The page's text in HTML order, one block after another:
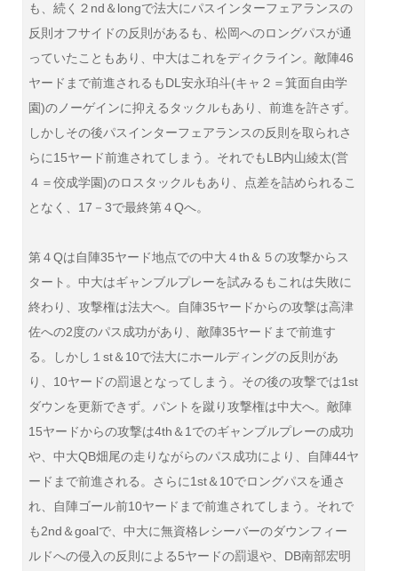
も、続く２nd＆longで法大にパスインターフェアランスの
反則オフサイドの反則があるも、松岡へのロングパスが通
っていたこともあり、中大はこれをディクライン。敵陣46
ヤードまで前進されるもDL安永珀斗(キャ２＝箕面自由学
園)のノーゲインに抑えるタックルもあり、前進を許さず。
しかしその後パスインターフェアランスの反則を取られさ
らに15ヤード前進されてしまう。それでもLB内山綾太(営
４＝佼成学園)のロスタックルもあり、点差を詰められるこ
となく、17－3で最終第４Qへ。
第４Qは自陣35ヤード地点での中大４th＆５の攻撃からス
タート。中大はギャンブルプレーを試みるもこれは失敗に
終わり、攻撃権は法大へ。自陣35ヤードからの攻撃は高津
佐への2度のパス成功があり、敵陣35ヤードまで前進す
る。しかし１st＆10で法大にホールディングの反則があ
り、10ヤードの罰退となってしまう。その後の攻撃では1st
ダウンを更新できず。パントを蹴り攻撃権は中大へ。敵陣
15ヤードからの攻撃は4th＆1でのギャンブルプレーの成功
や、中大QB畑尾の走りながらのパス成功により、自陣44ヤ
ードまで前進される。さらに1st＆10でロングパスを通さ
れ、自陣ゴール前10ヤードまで前進されてしまう。それで
も2nd＆goalで、中大に無資格レシーバーのダウンフィー
ルドへの侵入の反則による5ヤードの罰退や、DB南部宏明